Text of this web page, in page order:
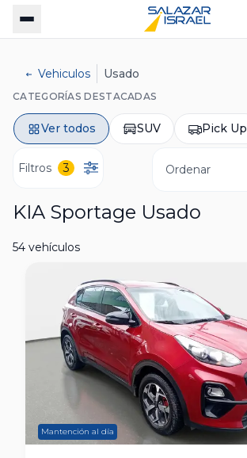
Vehiculos Usado
CATEGORÍAS DESTACADAS
Ver todos SUV Pick Up
Filtros 3 Ordenar
KIA Sportage Usado
54 vehículos
Mantención al día